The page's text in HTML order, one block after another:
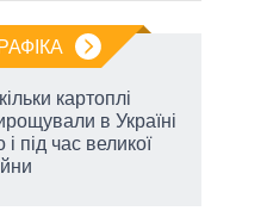
картоплі
в Україні
і під час великої